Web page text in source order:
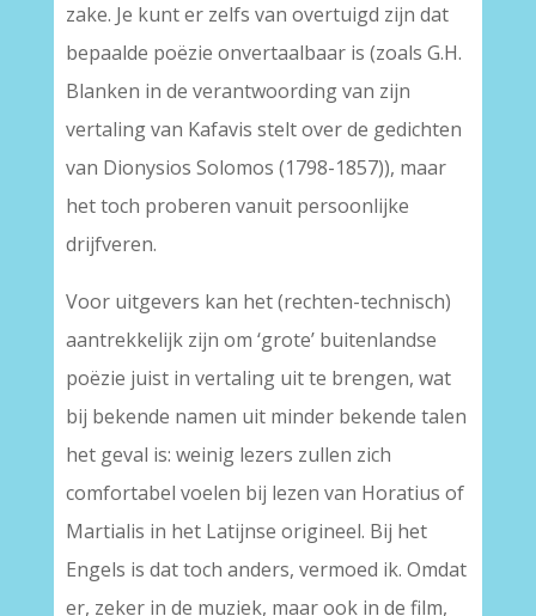
zake. Je kunt er zelfs van overtuigd zijn dat
bepaalde poëzie onvertaalbaar is (zoals G.H.
Blanken in de verantwoording van zijn
vertaling van Kafavis stelt over de gedichten
van Dionysios Solomos (1798-1857)), maar
het toch proberen vanuit persoonlijke
drijfveren.
Voor uitgevers kan het (rechten-technisch)
aantrekkelijk zijn om ‘grote’ buitenlandse
poëzie juist in vertaling uit te brengen, wat
bij bekende namen uit minder bekende talen
het geval is: weinig lezers zullen zich
comfortabel voelen bij lezen van Horatius of
Martialis in het Latijnse origineel. Bij het
Engels is dat toch anders, vermoed ik. Omdat
er, zeker in de muziek, maar ook in de film,